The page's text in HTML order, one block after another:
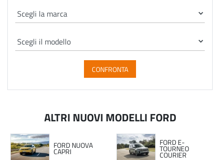
CONFRONTA
ALTRI NUOVI MODELLI FORD
FORD NUOVA
CAPRI
FORD E-
TOURNEO
COURIER